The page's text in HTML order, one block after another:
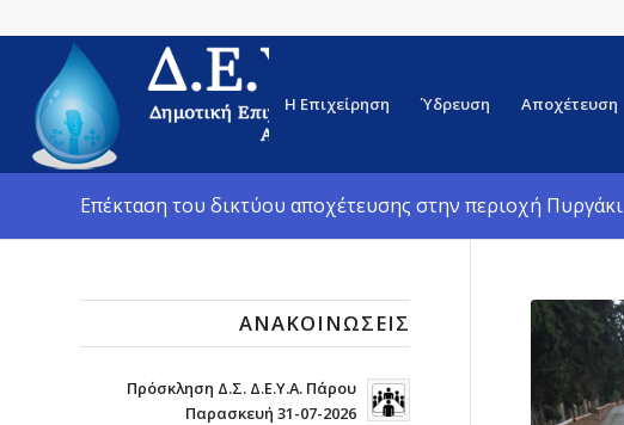
Η Επιχείρηση Ύδρευση Αποχέτευση
Επέκταση του δικτύου αποχέτευσης στην περιοχή Πυργάκι
ΑΝΑΚΟΙΝΏΣΕΙΣ
Πρόσκληση Δ.Σ. Δ.Ε.Υ.Α. Πάρου
Παρασκευή 31-07-2026